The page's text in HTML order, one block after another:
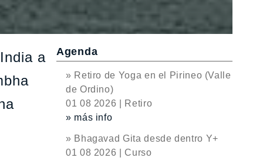
a
Agenda
» Retiro de Yoga en el Pirineo (Valle
de Ordino)
01 08 2026 | Retiro
» más info
» Bhagavad Gita desde dentro Y+
01 08 2026 | Curso